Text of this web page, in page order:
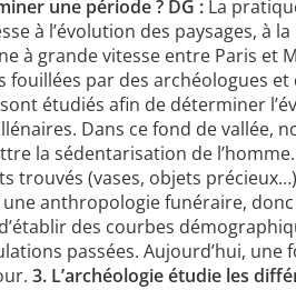
une période ? DG : La
à l’évolution des paysages,
à grande vitesse entre Paris et
fouillées par des archéologues
étudiés afin de déterminer
Dans ce fond de vallée,
la sédentarisation de
trouvés (vases, objets
une anthropologie funéraire,
des courbes
passées. Aujourd’hui,
3. L’archéologie étudie les